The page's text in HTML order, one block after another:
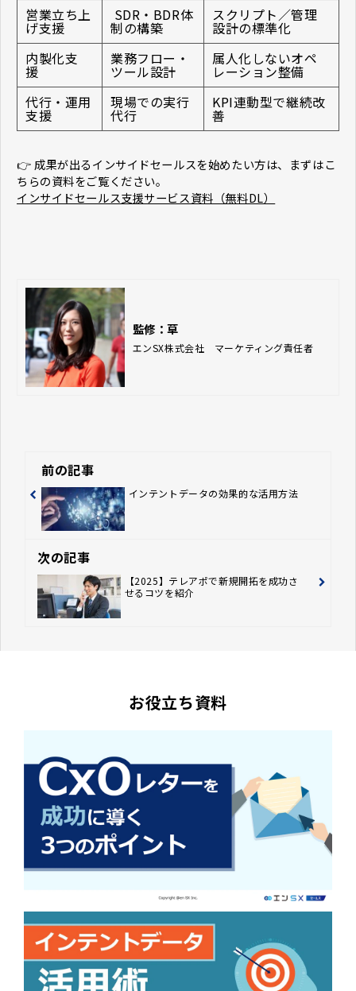
営業立ち上
げ支援
SDR・BDR体
制の構築
スクリプト／管理
設計の標準化
内製化支
援
業務フロー・
ツール設計
属人化しないオペ
レーション整備
代行・運用
支援
現場での実行
代行
KPI連動型で継続改
善
👉 成果が出るインサイドセールスを始めたい方は、まずはこ
ちらの資料をご覧ください。
インサイドセールス支援サービス資料（無料DL）
監修：草
エンSX株式会社　マーケティング責任者
前の記事
インテントデータの効果的な活用方法
次の記事
【2025】テレアポで新規開拓を成功さ
せるコツを紹介
お役立ち資料